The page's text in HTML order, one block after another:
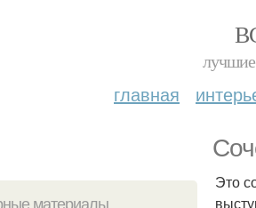
лучшие
главная
материалы
Это